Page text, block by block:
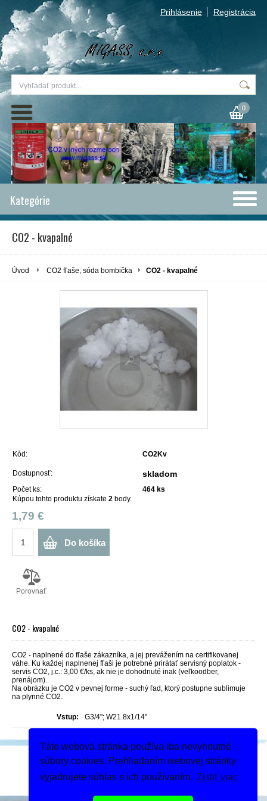
Táto webová stránka používa iba nevyhnutné
súbory cookies. Prehliadaním webovej stránky
vyjadrujete súhlas s ich používaním. Zistiť viac
Prihlásenie Registrácia
0
Kategórie
CO2 - kvapalné
Úvod CO2 fľaše, sóda bombička CO2 - kvapalné
Kód: CO2Kv
Dostupnosť: skladom
Počet ks: 464 ks
Kúpou tohto produktu získate 2 body.
1,79 €
Do košíka
Porovnať
CO2 - kvapalné
CO2 - naplnené do fľaše zákazníka, a jej prevážením na certifikovanej
váhe. Ku každej naplnenej fľaši je potrebné prirátať servisný poplatok -
servis CO2, j.c.: 3,00 €/ks, ak nie je dohodnuté inak (veľkoodber,
prenájom).
Na obrázku je CO2 v pevnej forme - suchý ľad, ktorý postupne sublimuje
na plynné CO2.
Vstup: G3/4"; W21.8x1/14"
Podeľte sa
Dodanie tovaru